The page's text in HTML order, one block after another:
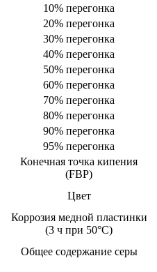
10% перегонка
20% перегонка
30% перегонка
40% перегонка
50% перегонка
60% перегонка
70% перегонка
80% перегонка
90% перегонка
95% перегонка
Конечная точка кипения
(FBP)
Цвет
Коррозия медной пластинки
(3 ч при 50°C)
Общее содержание серы